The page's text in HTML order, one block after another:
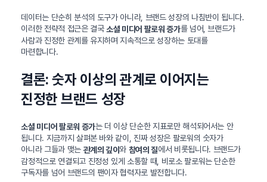
데이터는 단순히 분석의 도구가 아니라, 브랜드 성장의 나침반이 됩니다.
이러한 전략적 접근은 결국소셜 미디어 팔로워 증가를 넘어, 브랜드가
사람과 진정한 관계를 유지하며 지속적으로 성장하는 토대를
마련합니다.
결론: 숫자 이상의 관계로 이어지는
진정한 브랜드 성장
소셜 미디어 팔로워 증가는 더 이상 단순한 지표로만 해석되어서는 안
됩니다. 지금까지 살펴본 바와 같이, 진짜 성장은 팔로워의 숫자가
아니라 그들과 맺는관계의 깊이와 참여의 질에서 비롯됩니다. 브랜드가
감정적으로 연결되고 진정성 있게 소통할 때, 비로소 팔로워는 단순한
구독자를 넘어 브랜드의 팬이자 협력자로 발전합니다.